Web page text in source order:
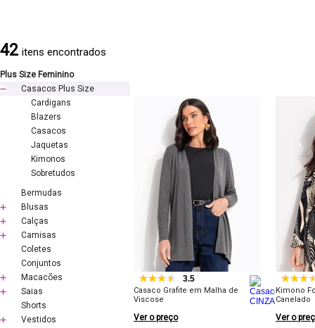
42 itens encontrados
Plus Size Feminino
Casacos Plus Size
Cardigans
Blazers
Casacos
Jaquetas
Kimonos
Sobretudos
Bermudas
Blusas
Calças
Camisas
Coletes
Conjuntos
Macacões
Saias
Shorts
Vestidos
3.5
Casaco Grafite em Malha de
Viscose
Ver o preço
Kimono
Canelado
Ver o